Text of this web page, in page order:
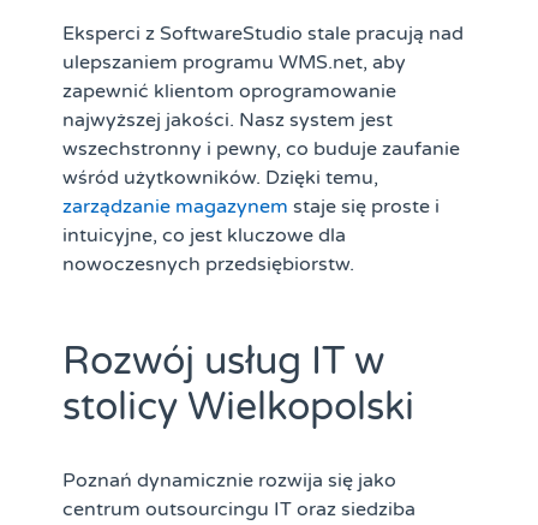
Eksperci z SoftwareStudio stale pracują nad
ulepszaniem programu WMS.net, aby
zapewnić klientom oprogramowanie
najwyższej jakości. Nasz system jest
wszechstronny i pewny, co buduje zaufanie
wśród użytkowników. Dzięki temu,
zarządzanie magazynem staje się proste i
intuicyjne, co jest kluczowe dla
nowoczesnych przedsiębiorstw.
Rozwój usług IT w
stolicy Wielkopolski
Poznań dynamicznie rozwija się jako
centrum outsourcingu IT oraz siedziba